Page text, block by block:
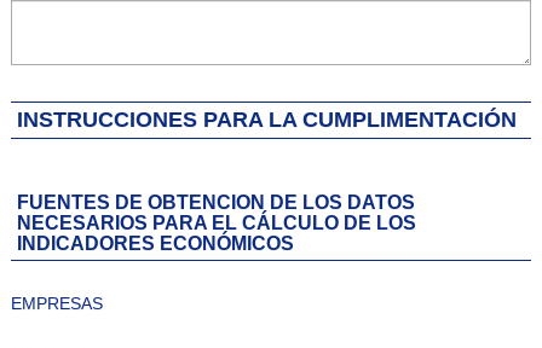
INSTRUCCIONES PARA LA CUMPLIMENTACIÓN
FUENTES DE OBTENCION DE LOS DATOS
NECESARIOS PARA EL CÁLCULO DE LOS
INDICADORES ECONÓMICOS
EMPRESAS